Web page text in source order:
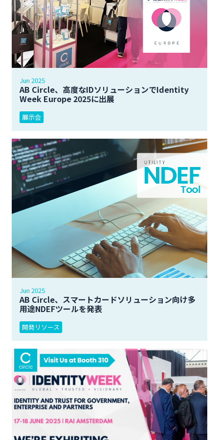
Jun 2025
AB Circle、高度なIDソリューションでIdentity
Week Europe 2025に出展
展示会
Jun 2025
AB Circle、スマートカードソリューション向け多
用途NDEFツールを発表
開発リソース